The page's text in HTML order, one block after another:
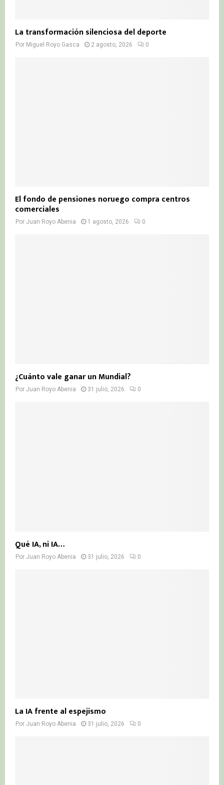
La transformación silenciosa del deporte
Por Miguel Royo Gasca 2 agosto, 2026 0
El fondo de pensiones noruego compra centros
comerciales
Por Juan Royo Abenia 1 agosto, 2026 0
¿Cuánto vale ganar un Mundial?
Por Juan Royo Abenia 31 julio, 2026 0
Qué IA, ni IA…
Por Juan Royo Abenia 31 julio, 2026 0
La IA frente al espejismo
Por Juan Royo Abenia 31 julio, 2026 0